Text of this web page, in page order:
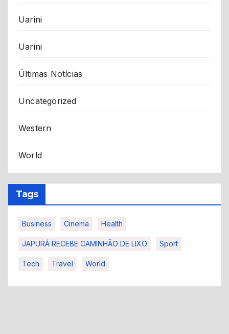
Uarini
Uarini
Últimas Notícias
Uncategorized
Western
World
Tags
Business Cinema Health
JAPURÁ RECEBE CAMINHÃO DE LIXO Sport
Tech Travel World